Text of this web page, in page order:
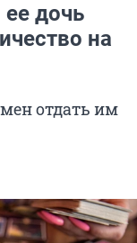
дочь
на
отдать им